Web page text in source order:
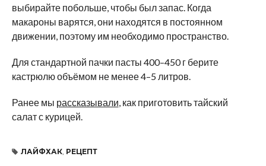
выбирайте побольше, чтобы был запас. Когда
макароны варятся, они находятся в постоянном
движении, поэтому им необходимо пространство.
Для стандартной пачки пасты 400–450 г берите
кастрюлю объёмом не менее 4–5 литров.
Ранее мы рассказывали, как приготовить тайский
салат с курицей.
ЛАЙФХАК, РЕЦЕПТ